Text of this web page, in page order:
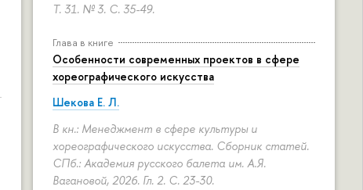
Т. 31. № 3. С. 35-49.
Глава в книге
Особенности современных проектов в сфере
хореографического искусства
Шекова Е. Л.
В кн.: Менеджмент в сфере культуры и
хореографического искусства. Сборник статей.
СПб.: Академия русского балета им. А.Я.
Вагановой, 2026. Гл. 2. С. 23-30.